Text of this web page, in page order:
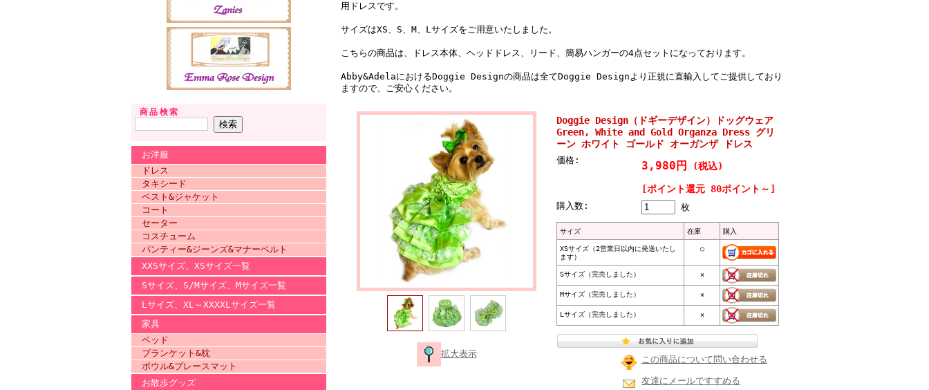
商品検索
お洋服
ドレス
タキシード
ベスト&ジャケット
コート
セーター
コスチューム
パンティー&ジーンズ&マナーベルト
XXSサイズ、XSサイズ一覧
Sサイズ、S/Mサイズ、Mサイズ一覧
Lサイズ、XL～XXXXLサイズ一覧
家具
ベッド
ブランケット&枕
ボウル&プレースマット
お散歩グッズ
用ドレスです。
サイズはXS、S、M、Lサイズをご用意いたしました。
こちらの商品は、ドレス本体、ヘッドドレス、リード、簡易ハンガーの4点セットになっております。
Abby&AdelaにおけるDoggie Designの商品は全てDoggie Designより正規に直輸入してご提供しており
ますので、ご安心ください。
拡大表示
Doggie Design（ドギーデザイン）ドッグウェア
Green, White and Gold Organza Dress グリ
ーン ホワイト ゴールド オーガンザ ドレス
価格: 3,980円 (税込)
[ポイント還元 80ポイント～]
購入数: 枚
サイズ 在庫 購入
XSサイズ（2営業日以内に発送いたし
ます）
○
Sサイズ（完売しました） ×
Mサイズ（完売しました） ×
Lサイズ（完売しました） ×
この商品について問い合わせる
友達にメールですすめる